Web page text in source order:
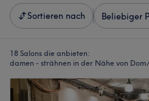
Sortieren nach Beliebiger
18 Salons die anbieten:
damen - strähnen in der Nähe von